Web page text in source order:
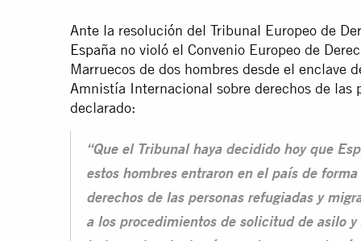
Ante la resolución del Tribunal Europeo de
España no violó el Convenio Europeo de
Marruecos de dos hombres desde el enclave
Amnistía Internacional sobre derechos de las
declarado:
“Que el Tribunal haya decidido hoy que
estos hombres entraron en el país de
derechos de las personas refugiadas y
a los procedimientos de solicitud de asilo